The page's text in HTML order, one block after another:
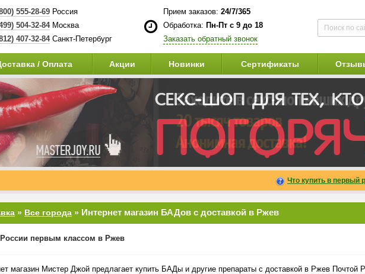
555-28-69Россия
504-32-84Москва
407-32-84 Санкт-Петербург
Прием заказов: 24/7/365
Обработка: Пн-Пт с 9 до 18
Заказать обратный звонок
/ Оплата Акции Новинки Сертификаты
Что купить в первый
» Все города » Интернет магазин БАДов с доставкой в Ржев
России первым классом в Ржев
магазин Мистер Джой предлагает купить БАДы и другие препараты с доставкой в Ржев Почтой